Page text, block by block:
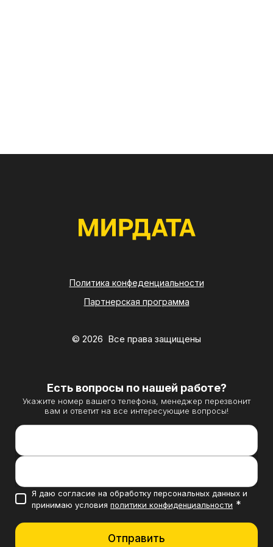
Политика конфеденциальности
Партнерская программа
© 2026 Все права защищены
Есть вопросы по нашей работе?
Укажите номер вашего телефона, менеджер перезвонит
вам и ответит на все интересующие вопросы!
Я даю согласие на обработку персональных данных и
принимаю условия политики конфиденциальности *
Отправить